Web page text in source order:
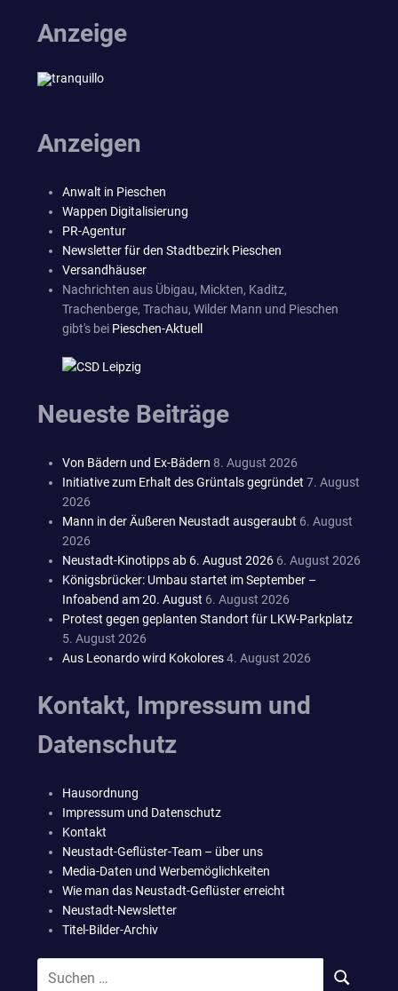
Anzeige
Anzeigen
Anwalt in Pieschen
Wappen Digitalisierung
PR-Agentur
Newsletter für den Stadtbezirk Pieschen
Versandhäuser
Nachrichten aus Übigau, Mickten, Kaditz,
Trachenberge, Trachau, Wilder Mann und Pieschen
gibt's bei Pieschen-Aktuell
Neueste Beiträge
Von Bädern und Ex-Bädern 8. August 2026
Initiative zum Erhalt des Grüntals gegründet 7. August
2026
Mann in der Äußeren Neustadt ausgeraubt 6. August
2026
Neustadt-Kinotipps ab 6. August 2026 6. August 2026
Königsbrücker: Umbau startet im September –
Infoabend am 20. August 6. August 2026
Protest gegen geplanten Standort für LKW-Parkplatz
5. August 2026
Aus Leonardo wird Kokolores4. August 2026
Kontakt, Impressum und
Datenschutz
Hausordnung
Impressum und Datenschutz
Kontakt
Neustadt-Geflüster-Team – über uns
Media-Daten und Werbemöglichkeiten
Wie man das Neustadt-Geflüster erreicht
Neustadt-Newsletter
Titel-Bilder-Archiv
nach:
SUCHEN